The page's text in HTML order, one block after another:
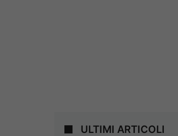
ULTIMI ARTICOLI